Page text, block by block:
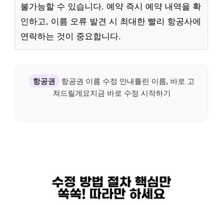
불가능할 수 있습니다. 예약 즉시 예약 내역을 확
인하고, 이름 오류 발견 시 최대한 빨리 항공사에
연락하는 것이 중요합니다.
항공권
항공권 이름 수정 안내틀린 이름, 바로 고
쳐드릴게요지금 바로 수정 시작하기